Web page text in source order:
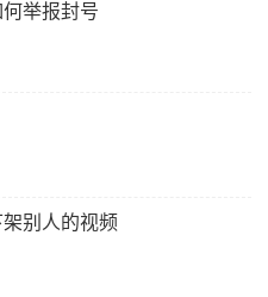
举报封号
别人的视频